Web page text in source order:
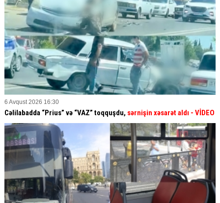
6 Avqust 2026 16:30
Cəlilabadda “Prius” və “VAZ” toqquşdu, sərnişin xəsarət aldı - VİDEO